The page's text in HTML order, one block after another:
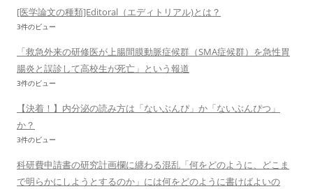
[医学論文の種類]Editoral（エディトリアル)とは？
3件のビュー
「救急外来の研修医が上腸間膜動脈症候群（SMA症候群）を急性胃
腸炎と誤診して高校生が死亡」という報道
3件のビュー
【決着！】内分泌の読み方は「ないぶんぴ」か「ないぶんぴつ」
か？
3件のビュー
科研費申請書の研究計画欄に纏わる混乱「何をどのように、どこま
で明らかにしようとするのか」には何をどのように書けばよいの